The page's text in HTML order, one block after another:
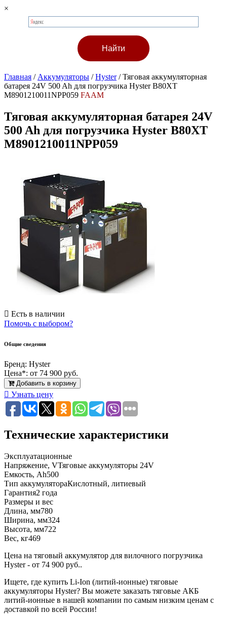
×
Главная / Аккумуляторы /Hyster/Тяговая аккумуляторная
батарея 24V 500 Ah для погрузчика Hyster B80XT
M8901210011NPP059 FAAM
Тяговая аккумуляторная батарея 24V
500 Ah для погрузчика Hyster B80XT
M8901210011NPP059
Есть в наличии
Помочь с выбором?
Общие сведения
Бренд: Hyster
Цена*: от 74 900 руб.
Добавить в корзину
Узнать цену
Технические характеристики
Эксплуатационные
Напряжение, VТяговые аккумуляторы 24V
Емкость, Ah500
Тип аккумулятораКислотный, литиевый
Гарантия2 года
Размеры и вес
Длина, мм780
Ширина, мм324
Высота, мм722
Вес, кг469
Цена на тяговый аккумулятор для вилочного погрузчика
Hyster - от 74 900 руб..
Ищете, где купить Li-Ion (литий-ионные) тяговые
аккумуляторы Hyster? Вы можете заказать тяговые АКБ
литий-ионные в нашей компании по самым низким ценам с
доставкой по всей России!